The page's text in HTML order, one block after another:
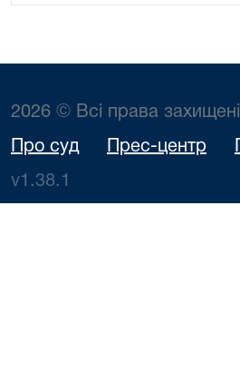
2026 © Всі права захищені
Про суд Прес-центр
v1.38.1